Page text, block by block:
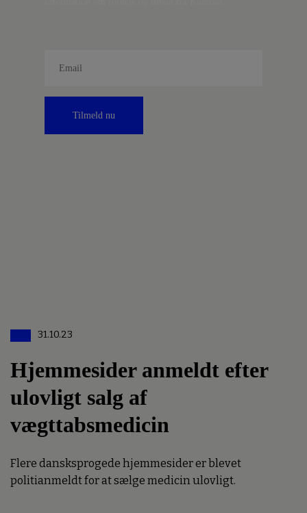
Tilmeld nu
31.10.23
Hjemmesider anmeldt efter
ulovligt salg af
vægttabsmedicin
Flere dansksprogede hjemmesider er blevet
politianmeldt for at sælge medicin ulovligt.